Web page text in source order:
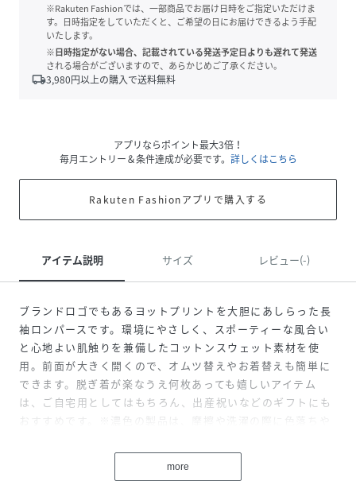
※Rakuten Fashionでは、一部商品でお届け日時をご指定いただけま
す。日時指定をしていただくと、ご希望の日にお届けできるよう手配
いたします。
※日時指定がない場合、記載されている発送予定日よりも遅れて発送
される場合がございますので、あらかじめご了承ください。
local_shipping3,980円以上の購入で送料無料
アプリならポイント最大3倍！
毎月エントリー＆条件達成が必要です。 詳しくはこちら
Rakuten Fashionアプリで購入する
アイテム説明 サイズ レビュー(-)
ブランドロゴでもあるヨットプリントを大胆にあしらった長
袖ロンパースです。環境にやさしく、スポーティーな風合い
と心地よい肌触りを兼備したコットンスウェット素材を使
用。前面が大きく開くので、オムツ替えやお着替えも簡単に
できます。脱ぎ着が楽なうえ何枚あっても嬉しいアイテム
は、ご自宅用としてはもちろん、出産祝いなどのギフトにも
おすすめです。※濃色の製品は、摩擦や洗濯の際に色落ちや
more